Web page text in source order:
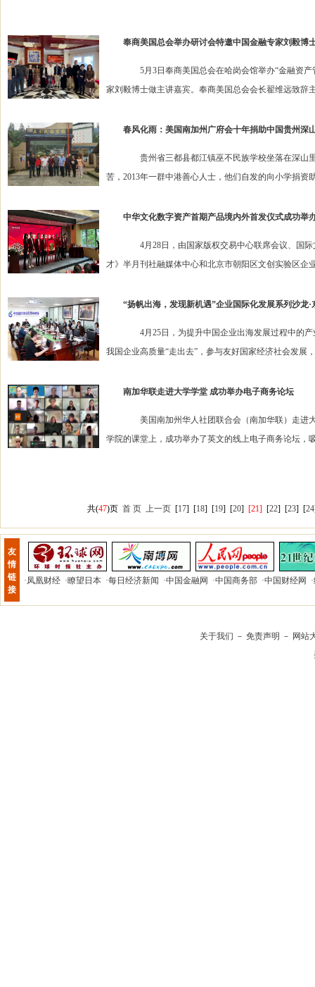
奉商美国总会举办研讨会特邀中国金融专家刘毅博
5月3日奉商美国总会在哈岗会馆举办“金融资产管
家刘毅博士做主讲嘉宾。奉商美国总会会长翟维远致辞
春风化雨：美国南加州广府会十年捐助中国贵州深
贵州省三都县都江镇巫不民族学校坐落在深山里
苦，2013年一群中港善心人士，他们自发的向小学捐
中华文化数字资产首期产品境内外首发仪式成功举
4月28日，由国家版权交易中心联席会议、国际文
才》半月刊社融媒体中心和北京市朝阳区文创实验区企
“扬帆出海，发现新机遇”企业国际化发展系列沙龙·
4月25日，为提升中国企业出海发展过程中的产业
我国企业高质量“走出去”，参与友好国家经济社会发展
南加华联走进大学学堂 成功举办电子商务论坛
美国南加州华人社团联合会（南加华联）走进大
学院的课堂上，成功举办了英文的线上电子商务论坛，
共(47)页 首 页 上一页 [17] [18] [19] [20] [21] [22] [23] [24
友
情
链
接
·凤凰财经 ·瞭望日本 ·每日经济新闻 ·中国金融网 ·中国商务部 ·中国财经网 ·
关于我们 － 免责声明 － 网站